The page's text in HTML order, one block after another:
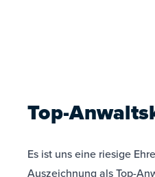
Top-
Es ist uns eine riesige
Auszeichnung als Top-